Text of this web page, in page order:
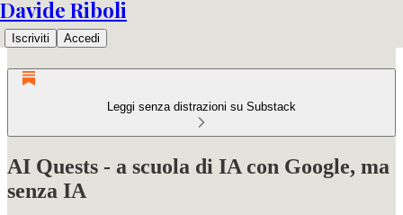
Davide Riboli
Iscriviti Accedi
Leggi senza distrazioni su Substack
AI Quests - a scuola di IA con Google, ma
senza IA